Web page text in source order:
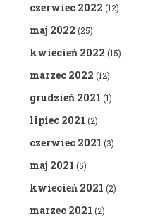
czerwiec 2022 (12)
maj 2022 (25)
kwiecień 2022 (15)
marzec 2022 (12)
grudzień 2021 (1)
lipiec 2021 (2)
czerwiec 2021 (3)
maj 2021 (5)
kwiecień 2021 (2)
marzec 2021 (2)